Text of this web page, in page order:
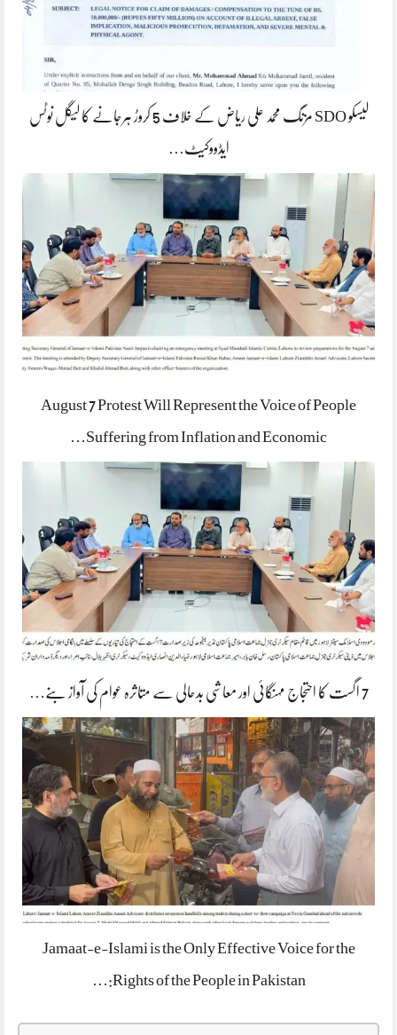
لیسکو SDO مزنگ محمد علی ریاض کے خلاف 5 کروڑ ہرجانے کا لیگل نوٹس
ایڈووکیٹ…
August 7 Protest Will Represent the Voice of People
Suffering from Inflation and Economic…
7 اگست کا احتجاج مہنگائی اور معاشی بدحالی سے متاثرہ عوام کی آواز بنے…
Jamaat-e-Islami is the Only Effective Voice for the
Rights of the People in Pakistan:…